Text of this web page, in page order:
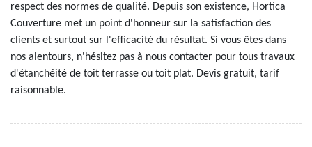
respect des normes de qualité. Depuis son existence, Hortica
Couverture met un point d'honneur sur la satisfaction des
clients et surtout sur l'efficacité du résultat. Si vous êtes dans
nos alentours, n'hésitez pas à nous contacter pour tous travaux
d'étanchéité de toit terrasse ou toit plat. Devis gratuit, tarif
raisonnable.